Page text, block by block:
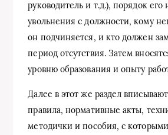
руководитель и т.д.), порядок его
увольнения с должности, кому
он подчиняется, и кто должен
период отсутствия. Затем
уровню образования и опыту
Далее в этот же раздел
правила, нормативные акты,
методички и пособия, с